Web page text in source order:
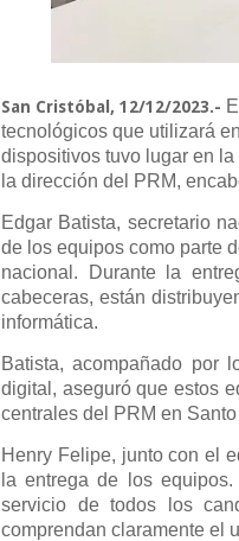
San Cristóbal, 12/12/2023.-
tecnológicos que utilizará
dispositivos tuvo lugar en
la dirección del PRM,
Edgar Batista, secretario
de los equipos como parte
nacional. Durante la
cabeceras, están
informática.
Batista, acompañado por
digital, aseguró que estos
centrales del PRM en
Henry Felipe, junto con el
la entrega de los
servicio de todos los
comprendan claramente el